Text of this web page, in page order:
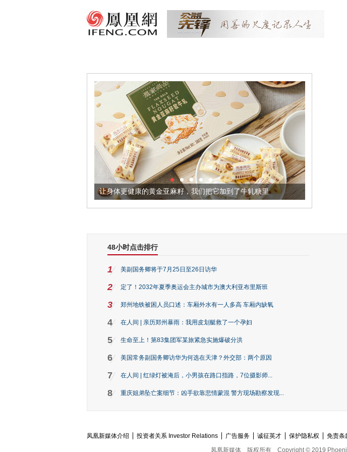
让身体更健康的黄金亚麻籽，我们把它加到了牛轧糖里 被列入佛家七宝的
48小时点击排行
1 美副国务卿将于7月25日至26日访华
2 定了！2032年夏季奥运会主办城市为澳大利亚布里斯班
3 郑州地铁被困人员口述：车厢外水有一人多高 车厢内缺氧
4 在人间 | 亲历郑州暴雨：我用皮划艇救了一个孕妇
5 生命至上！第83集团军某旅紧急实施爆破分洪
6 美国常务副国务卿访华为何选在天津？外交部：两个原因
7 在人间 | 红绿灯被淹后，小男孩在路口指路，7位摄影师...
8 重庆姐弟坠亡案细节：凶手欲靠悲情蒙混 警方现场勘察发现...
凤凰新媒体介绍 投资者关系 Investor Relations 广告服务 诚征英才 保护隐私权 免责条
凤凰新媒体
版权所有 Copyright © 2019